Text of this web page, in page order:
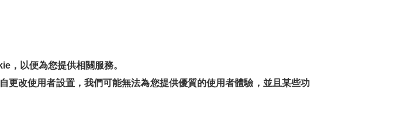
，以便為您提供相關服務。
改使用者設置，我們可能無法為您提供優質的使用者體驗，並且某些功